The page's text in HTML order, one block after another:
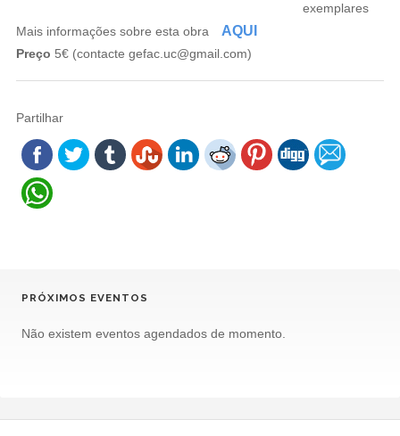
exemplares
Mais informações sobre esta obra
AQUI
Preço 5€ (contacte gefac.uc@gmail.com)
Partilhar
PRÓXIMOS EVENTOS
Não existem eventos agendados de momento.